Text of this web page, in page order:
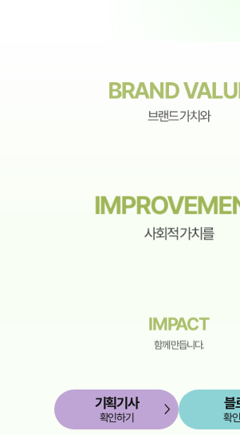
BRAND VALUE
브랜드 가치와
사회적 가치를
IMPACT
함께 만듭니다.
기획기사
확인하기
블
확